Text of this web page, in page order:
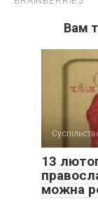
Вам
13
можна